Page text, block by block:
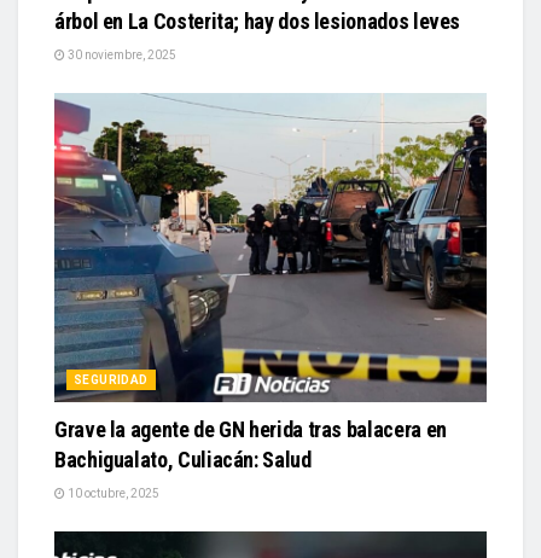
árbol en La Costerita; hay dos lesionados leves
30 noviembre, 2025
SEGURIDAD
Grave la agente de GN herida tras balacera en
Bachigualato, Culiacán: Salud
10 octubre, 2025